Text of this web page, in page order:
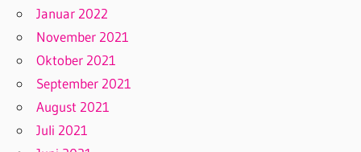
Januar 2022
November 2021
Oktober 2021
September 2021
August 2021
Juli 2021